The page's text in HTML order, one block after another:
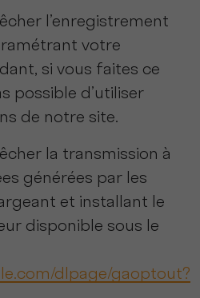
l’enregistrement
votre
si vous faites ce
possible d’utiliser
de notre site.
la transmission à
générées par les
et installant le
disponible sous le
dlpage/gaoptout?